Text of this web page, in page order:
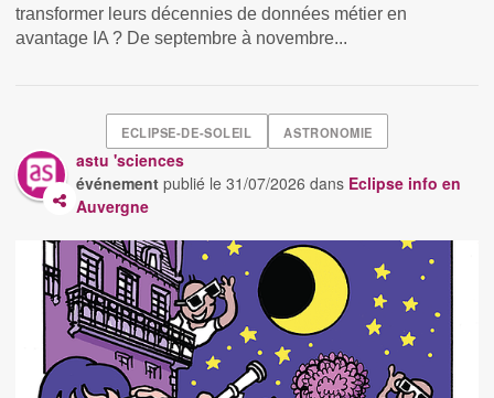
transformer leurs décennies de données métier en
avantage IA ? De septembre à novembre...
ECLIPSE-DE-SOLEIL ASTRONOMIE
astu 'sciences
événement publié le31/07/2026 dans Eclipse info en
Auvergne